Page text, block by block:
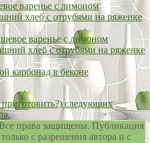
варенье с лимоном
хлеб с отрубями на ряженке
варенье с лимоном
хлеб с отрубями на ряженке
карбонад в беконе
следующих
права защищены. Публикация
с разрешения автора и с